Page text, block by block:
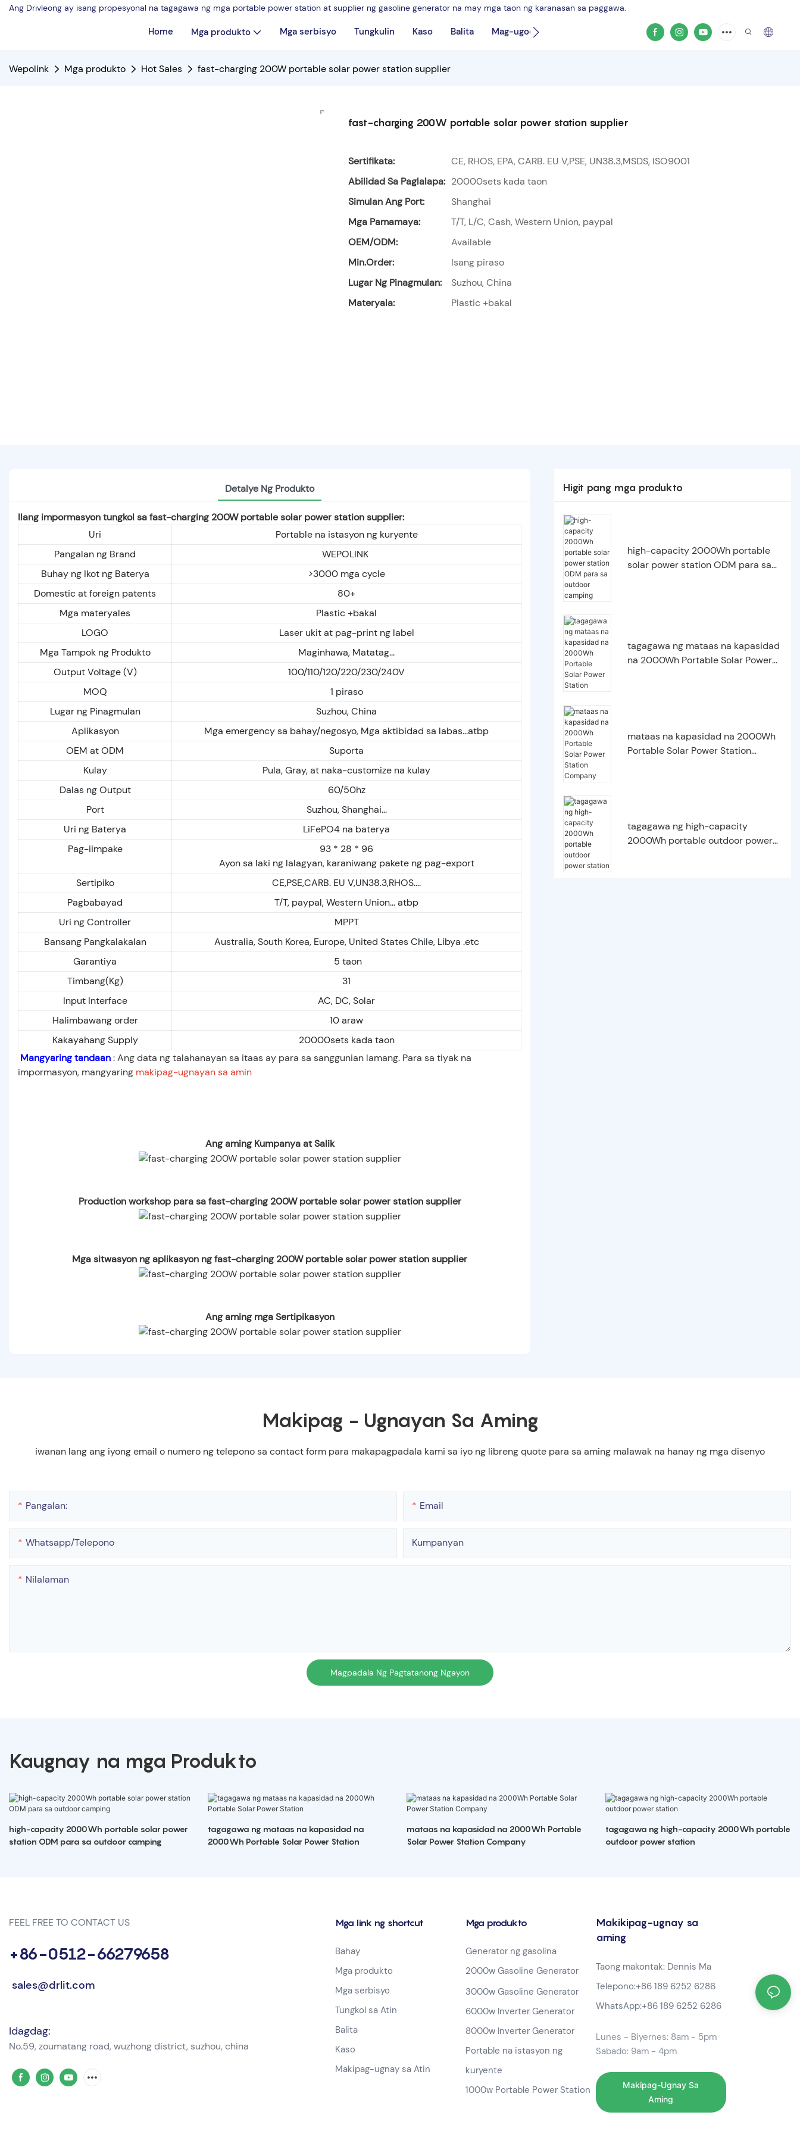
Ang Drivleong ay isang propesyonal na tagagawa ng mga portable power station at supplier ng gasoline generator na may mga taon ng karanasan sa paggawa.
Home Mga produkto Mga serbisyo Tungkulin Kaso Balita Mag-ugod
Wepolink Mga produkto Hot Sales fast-charging 200W portable solar power station supplier
fast-charging 200W portable solar power station supplier
Sertifikata:
CE, RHOS, EPA, CARB. EU V,PSE, UN38.3,MSDS, ISO9001
Abilidad Sa Paglalapa: 20000sets kada taon
Simulan Ang Port:
Shanghai
Mga Pamamaya:
T/T, L/C, Cash, Western Union, paypal
OEM/ODM:
Available
Min.Order:
Isang piraso
Lugar Ng Pinagmulan:
Suzhou, China
Materyala:
Plastic +bakal
Detalye Ng Produkto
Ilang impormasyon tungkol sa fast-charging 200W portable solar power station supplier:
Uri
Portable na istasyon ng kuryente
Pangalan ng Brand
WEPOLINK
Buhay ng Ikot ng Baterya
>3000 mga cycle
Domestic at foreign patents
80+
Mga materyales
Plastic +bakal
LOGO
Laser ukit at pag-print ng label
Mga Tampok ng Produkto
Maginhawa, Matatag...
Output Voltage (V)
100/110/120/220/230/240V
MOQ
1 piraso
Lugar ng Pinagmulan
Suzhou, China
Aplikasyon
Mga emergency sa bahay/negosyo, Mga aktibidad sa labas...atbp
OEM at ODM
Suporta
Kulay
Pula, Gray, at naka-customize na kulay
Dalas ng Output
60/50hz
Port
Suzhou, Shanghai...
Uri ng Baterya
LiFePO4 na baterya
Pag-iimpake
93 * 28 * 96
Ayon sa laki ng lalagyan, karaniwang pakete ng pag-export
Sertipiko
CE,PSE,CARB. EU V,UN38.3,RHOS....
Pagbabayad
T/T, paypal, Western Union... atbp
Uri ng Controller
MPPT
Bansang Pangkalakalan
Australia, South Korea, Europe, United States Chile, Libya .etc
Garantiya
5 taon
Timbang(Kg)
31
Input Interface
AC, DC, Solar
Halimbawang order
10 araw
Kakayahang Supply
20000sets kada taon
Mangyaring tandaan: Ang data ng talahanayan sa itaas ay para sa sanggunian lamang. Para sa tiyak na
impormasyon, mangyaring makipag-ugnayan sa amin
Ang aming Kumpanya at Salik
Production workshop para sa fast-charging 200W portable solar power station supplier
Mga sitwasyon ng aplikasyon ng fast-charging 200W portable solar power station supplier
Ang aming mga Sertipikasyon
Higit pang mga produkto
high-capacity 2000Wh portable
solar power station ODM para sa
tagagawa ng mataas na kapasidad
na 2000Wh Portable Solar Power
mataas na kapasidad na 2000Wh
Portable Solar Power Station
tagagawa ng high-capacity
2000Wh portable outdoor power
Makipag - Ugnayan Sa Aming
iwanan lang ang iyong email o numero ng telepono sa contact form para makapagpadala kami sa iyo ng libreng quote para sa aming malawak na hanay ng mga disenyo
Pangalan: Email
Whatsapp/telepono Kumpanyan
Nilalaman
Magpadala Ng Pagtatanong Ngayon
Kaugnay na mga Produkto
high-capacity 2000Wh portable solar power
station ODM para sa outdoor camping
tagagawa ng mataas na kapasidad na
2000Wh Portable Solar Power Station
mataas na kapasidad na 2000Wh Portable
Solar Power Station Company
tagagawa ng high-capacity 2000Wh portable
outdoor power station
FEEL FREE TO CONTACT US
+86-0512-66279658
sales@drlit.com
Idagdag:
No.59, zoumatang road, wuzhong district, suzhou, china
Mga link ng shortcut
Bahay
Mga produkto
Mga serbisyo
Tungkol sa Atin
Balita
Kaso
Makipag-ugnay sa Atin
Mga produkto
Generator ng gasolina
2000w Gasoline Generator
3000w Gasoline Generator
6000w Inverter Generator
8000w Inverter Generator
Portable na istasyon ng
kuryente
1000w Portable Power Station
Makikipag-ugnay sa
aming
Taong makontak: Dennis Ma
Telepono:+86 189 6252 6286
WhatsApp:+86 189 6252 6286
Lunes - Biyernes: 8am - 5pm
Sabado: 9am - 4pm
Makipag-Ugnay Sa
Aming